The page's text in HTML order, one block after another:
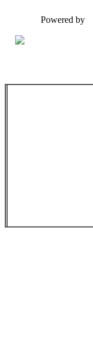
Powered by